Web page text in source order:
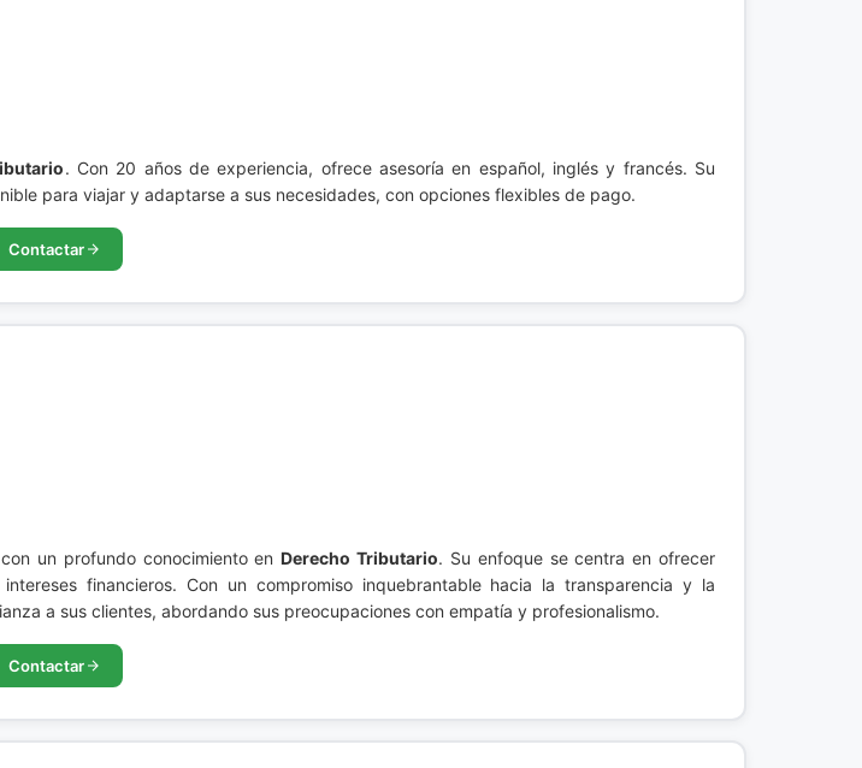
. Con 20 años de experiencia, ofrece asesoría en español, inglés y francés. Su
para viajar y adaptarse a sus necesidades, con opciones flexibles de pago.
Contactar
un profundo conocimiento enDerecho Tributario. Su enfoque se centra en ofrecer
financieros. Con un compromiso inquebrantable hacia la transparencia y la
a sus clientes, abordando sus preocupaciones con empatía y profesionalismo.
Contactar